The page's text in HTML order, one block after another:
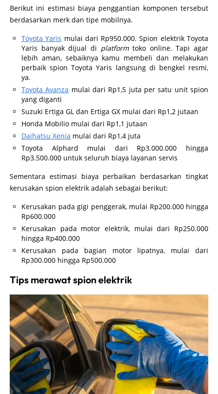
Berikut ini estimasi biaya penggantian komponen tersebut
berdasarkan merk dan tipe mobilnya.
Toyota Yaris mulai dari Rp950.000. Spion elektrik Toyota
Yaris banyak dijual di platformtoko online. Tapi agar
lebih aman, sebaiknya kamu membeli dan melakukan
perbaik spion Toyota Yaris langsung di bengkel resmi,
ya.
Toyota Avanza mulai dari Rp1,5 juta per satu unit spion
yang diganti
Suzuki Ertiga GL dan Ertiga GX mulai dari Rp1,2 jutaan
Honda Mobilio mulai dari Rp1,1 jutaan
Daihatsu Xenia mulai dari Rp1,4 juta
Toyota Alphard mulai dari Rp3.000.000 hingga
Rp3.500.000 untuk seluruh biaya layanan servis
Sementara estimasi biaya perbaikan berdasarkan tingkat
kerusakan spion elektrik adalah sebagai berikut:
Kerusakan pada gigi penggerak, mulai Rp200.000 hingga
Rp600.000
Kerusakan pada motor elektrik, mulai dari Rp250.000
hingga Rp400.000
Kerusakan pada bagian motor lipatnya, mulai dari
Rp300.000 hingga Rp500.000
Tips merawat spion elektrik